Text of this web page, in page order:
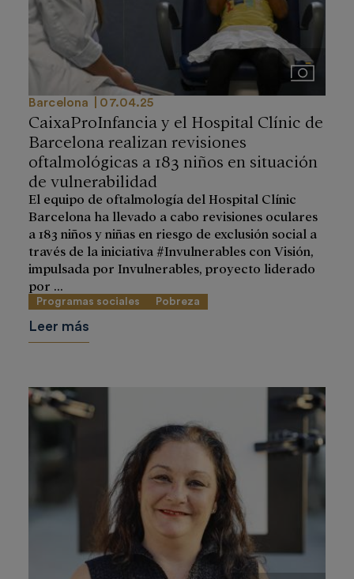
Imágenes
Barcelona 07.04.25
CaixaProInfancia y el Hospital Clínic de
Barcelona realizan revisiones
oftalmológicas a 183 niños en situación
de vulnerabilidad
El equipo de oftalmología del Hospital Clínic
Barcelona ha llevado a cabo revisiones oculares
a 183 niños y niñas en riesgo de exclusión social a
través de la iniciativa #Invulnerables con Visión,
impulsada por Invulnerables, proyecto liderado
por ...
Programas sociales Pobreza
Leer más